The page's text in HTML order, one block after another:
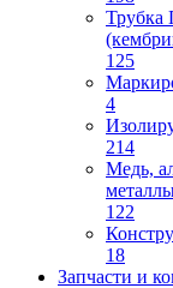
Трубка
125
4
214
Медь,
122
18
Запчасти и